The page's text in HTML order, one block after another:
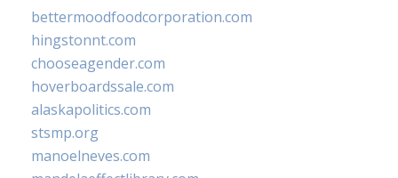
bettermoodfoodcorporation.com
hingstonnt.com
chooseagender.com
hoverboardssale.com
alaskapolitics.com
stsmp.org
manoelneves.com